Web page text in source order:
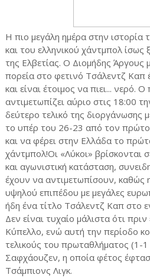
Η πιο μεγάλη ημέρα στην ιστορία
και του ελληνικού χάντμπολ ίσως
της Ελβετίας. Ο Διομήδης Άργους
πορεία στο φετινό Τσάλεντζ Καπ
και είναι έτοιμος να πιει... νερό.
αντιμετωπίζει αύριο στις 18:00
δεύτερο τελικό της διοργάνωσης
το υπέρ του 26-23 από τον πρώτο
και να φέρει στην Ελλάδα το
χάντμπολ!Οι «Λύκοι» βρίσκονται
και αγωνιστική κατάσταση,
έχουν να αντιμετωπίσουν, καθώς
υψηλού επιπέδου με μεγάλες
ήδη ένα τίτλο Τσάλεντζ Καπ στο
Δεν είναι τυχαίο μάλιστα ότι
Κύπελλο, ενώ αυτή την περίοδο
τελικούς του πρωταθλήματος (1-
Σαφχάουζεν, η οποία φέτος
Τσάμπιονς Λιγκ.